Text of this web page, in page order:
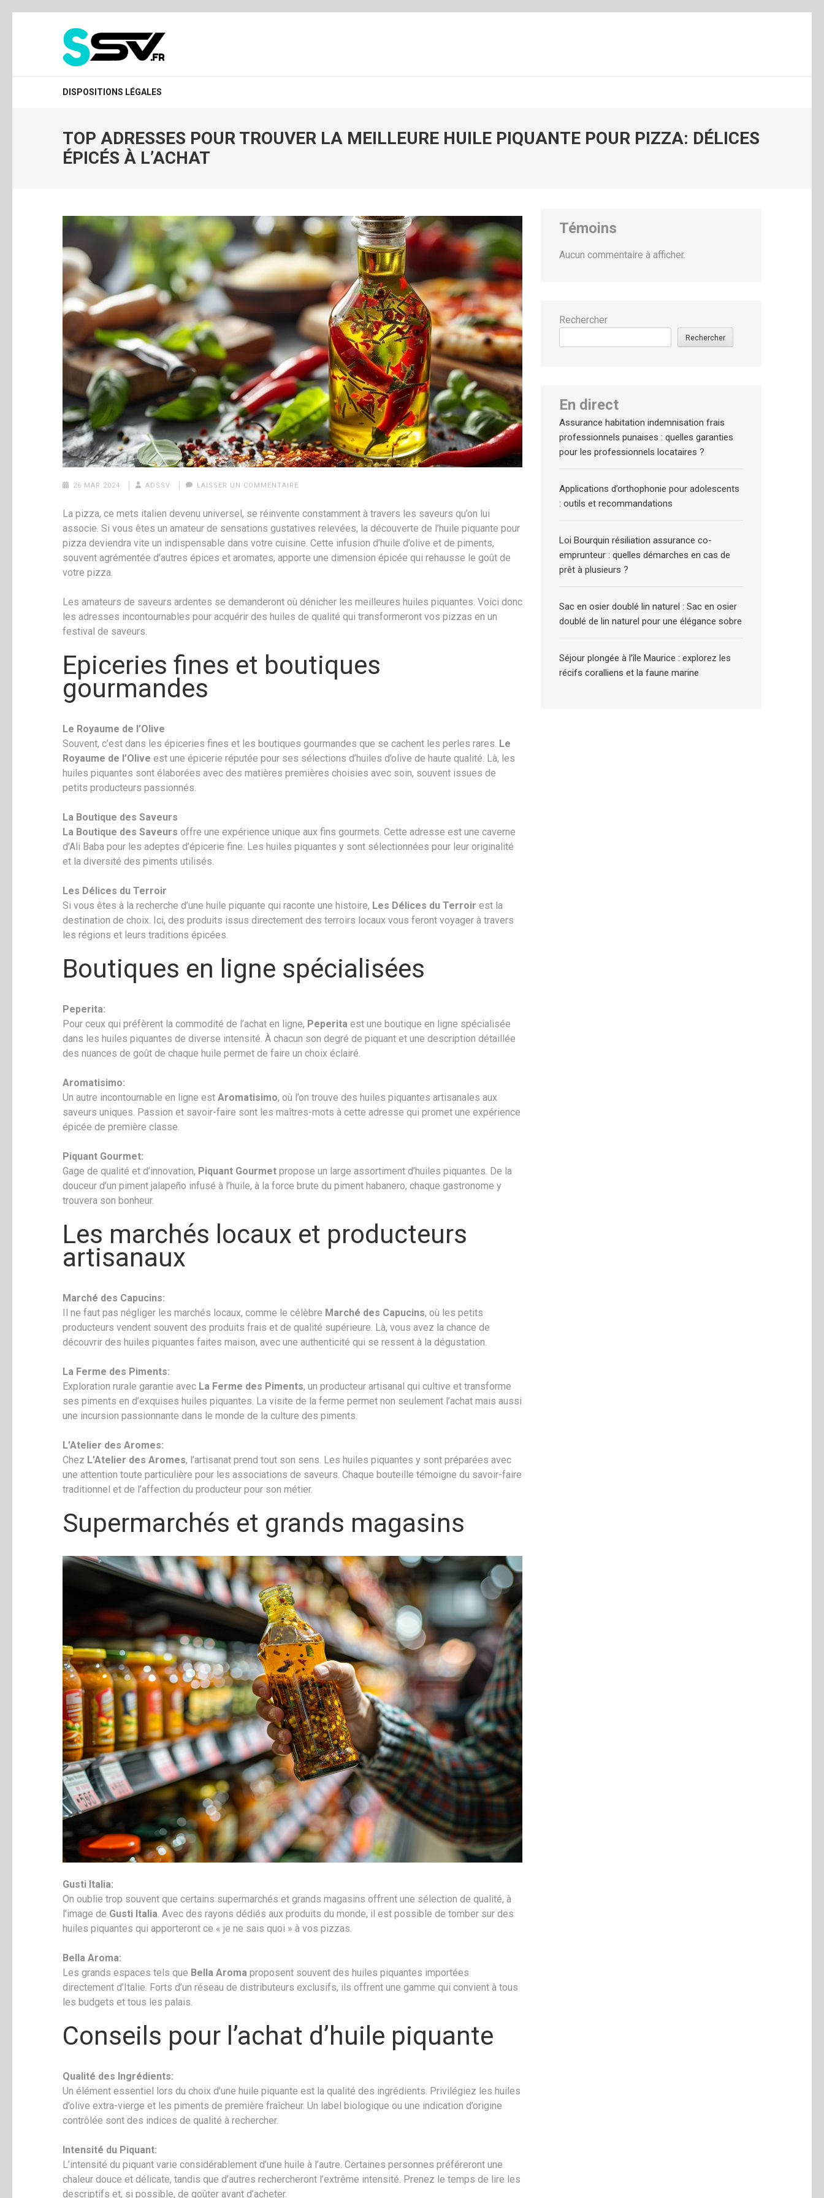
Entrée)
SSV
DISPOSITIONS LÉGALES
TOP ADRESSES POUR TROUVER LA MEILLEURE HUILE PIQUANTE POUR PIZZA: DÉLICES
ÉPICÉS À L’ACHAT
26 MAR 2024 ADSSV LAISSER UN COMMENTAIRE
La pizza, ce mets italien devenu universel, se réinvente constamment à travers les saveurs qu’on lui
associe. Si vous êtes un amateur de sensations gustatives relevées, la découverte de l’huile piquante pour
pizza deviendra vite un indispensable dans votre cuisine. Cette infusion d’huile d’olive et de piments,
souvent agrémentée d’autres épices et aromates, apporte une dimension épicée qui rehausse le goût de
votre pizza.
Les amateurs de saveurs ardentes se demanderont où dénicher les meilleures huiles piquantes. Voici donc
les adresses incontournables pour acquérir des huiles de qualité qui transformeront vos pizzas en un
festival de saveurs.
Epiceries fines et boutiques
gourmandes
Le Royaume de l’Olive
Souvent, c’est dans les épiceries fines et les boutiques gourmandes que se cachent les perles rares. Le
Royaume de l’Olive est une épicerie réputée pour ses sélections d’huiles d’olive de haute qualité. Là, les
huiles piquantes sont élaborées avec des matières premières choisies avec soin, souvent issues de
petits producteurs passionnés.
La Boutique des Saveurs
La Boutique des Saveurs offre une expérience unique aux fins gourmets. Cette adresse est une caverne
d’Ali Baba pour les adeptes d’épicerie fine. Les huiles piquantes y sont sélectionnées pour leur originalité
et la diversité des piments utilisés.
Les Délices du Terroir
Si vous êtes à la recherche d’une huile piquante qui raconte une histoire, Les Délices du Terroir est la
destination de choix. Ici, des produits issus directement des terroirs locaux vous feront voyager à travers
les régions et leurs traditions épicées.
Boutiques en ligne spécialisées
Peperita:
Pour ceux qui préfèrent la commodité de l’achat en ligne, Peperita est une boutique en ligne spécialisée
dans les huiles piquantes de diverse intensité. À chacun son degré de piquant et une description détaillée
des nuances de goût de chaque huile permet de faire un choix éclairé.
Aromatisimo:
Un autre incontournable en ligne est Aromatisimo, où l’on trouve des huiles piquantes artisanales aux
saveurs uniques. Passion et savoir-faire sont les maîtres-mots à cette adresse qui promet une expérience
épicée de première classe.
Piquant Gourmet:
Gage de qualité et d’innovation, Piquant Gourmet propose un large assortiment d’huiles piquantes. De la
douceur d’un piment jalapeño infusé à l’huile, à la force brute du piment habanero, chaque gastronome y
trouvera son bonheur.
Les marchés locaux et producteurs
artisanaux
Marché des Capucins:
Il ne faut pas négliger les marchés locaux, comme le célèbre Marché des Capucins, où les petits
producteurs vendent souvent des produits frais et de qualité supérieure. Là, vous avez la chance de
découvrir des huiles piquantes faites maison, avec une authenticité qui se ressent à la dégustation.
La Ferme des Piments:
Exploration rurale garantie avec La Ferme des Piments, un producteur artisanal qui cultive et transforme
ses piments en d’exquises huiles piquantes. La visite de la ferme permet non seulement l’achat mais aussi
une incursion passionnante dans le monde de la culture des piments.
L’Atelier des Aromes:
Chez L’Atelier des Aromes, l’artisanat prend tout son sens. Les huiles piquantes y sont préparées avec
une attention toute particulière pour les associations de saveurs. Chaque bouteille témoigne du savoir-faire
traditionnel et de l’affection du producteur pour son métier.
Supermarchés et grands magasins
Gusti Italia:
On oublie trop souvent que certains supermarchés et grands magasins offrent une sélection de qualité, à
l’image de Gusti Italia. Avec des rayons dédiés aux produits du monde, il est possible de tomber sur des
huiles piquantes qui apporteront ce « je ne sais quoi » à vos pizzas.
Bella Aroma:
Les grands espaces tels que Bella Aroma proposent souvent des huiles piquantes importées
directement d’Italie. Forts d’un réseau de distributeurs exclusifs, ils offrent une gamme qui convient à tous
les budgets et tous les palais.
Conseils pour l’achat d’huile piquante
Qualité des Ingrédients:
Un élément essentiel lors du choix d’une huile piquante est la qualité des ingrédients. Privilégiez les huiles
d’olive extra-vierge et les piments de première fraîcheur. Un label biologique ou une indication d’origine
contrôlée sont des indices de qualité à rechercher.
Intensité du Piquant:
L’intensité du piquant varie considérablement d’une huile à l’autre. Certaines personnes préféreront une
chaleur douce et délicate, tandis que d’autres rechercheront l’extrême intensité. Prenez le temps de lire les
descriptifs et, si possible, de goûter avant d’acheter.
Témoins
Aucun commentaire à afficher.
Rechercher
Rechercher
En direct
Assurance habitation indemnisation frais
professionnels punaises : quelles garanties
pour les professionnels locataires ?
Applications d’orthophonie pour adolescents
: outils et recommandations
Loi Bourquin résiliation assurance co-
emprunteur : quelles démarches en cas de
prêt à plusieurs ?
Sac en osier doublé lin naturel : Sac en osier
doublé de lin naturel pour une élégance sobre
Séjour plongée à l’île Maurice : explorez les
récifs coralliens et la faune marine